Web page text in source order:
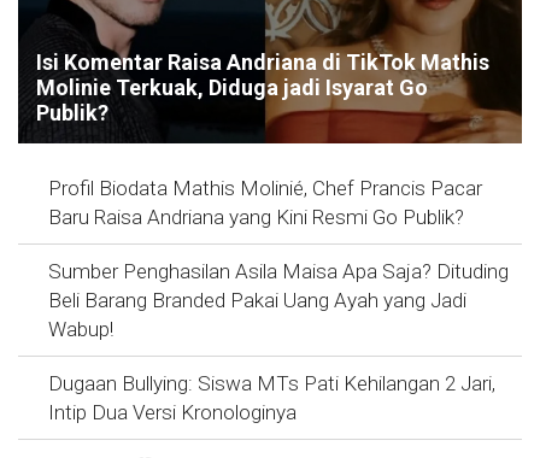
Isi Komentar Raisa Andriana di TikTok Mathis
Molinie Terkuak, Diduga jadi Isyarat Go
Publik?
Profil Biodata Mathis Molinié, Chef Prancis Pacar
Baru Raisa Andriana yang Kini Resmi Go Publik?
Sumber Penghasilan Asila Maisa Apa Saja? Dituding
Beli Barang Branded Pakai Uang Ayah yang Jadi
Wabup!
Dugaan Bullying: Siswa MTs Pati Kehilangan 2 Jari,
Intip Dua Versi Kronologinya